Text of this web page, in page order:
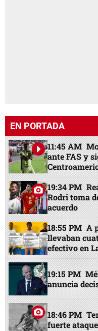
EN PORTADA
11:45 AM
ante FAS y
19:34 PM
Rodri toma
acuerdo
18:55 PM A
llevaban
efectivo en
19:15 PM
anuncia
18:46 PM
fuerte